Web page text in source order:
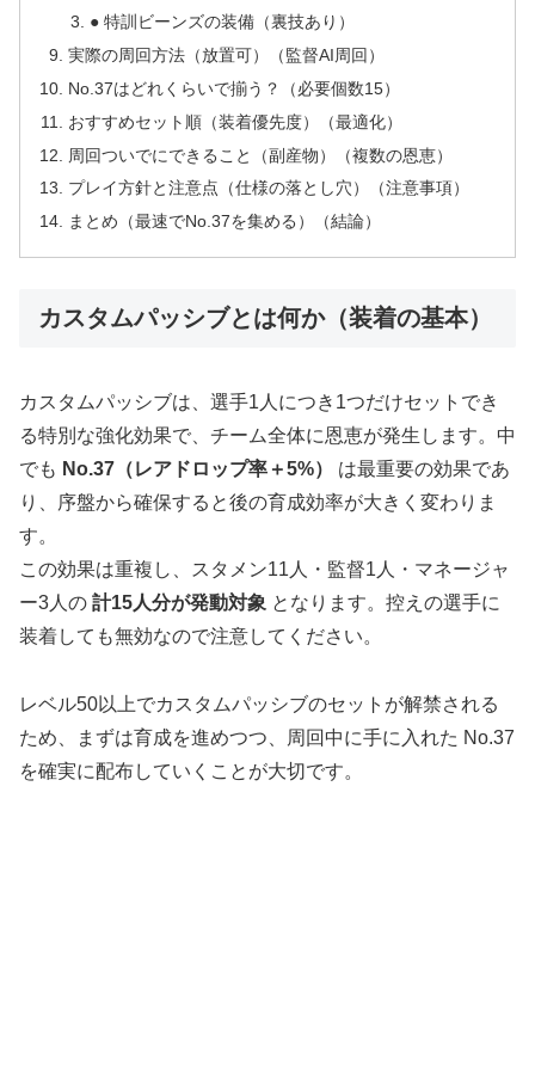
● 特訓ビーンズの装備（裏技あり）
実際の周回方法（放置可）（監督AI周回）
No.37はどれくらいで揃う？（必要個数15）
おすすめセット順（装着優先度）（最適化）
周回ついでにできること（副産物）（複数の恩恵）
プレイ方針と注意点（仕様の落とし穴）（注意事項）
まとめ（最速でNo.37を集める）（結論）
カスタムパッシブとは何か（装着の基本）
カスタムパッシブは、選手1人につき1つだけセットでき
る特別な強化効果で、チーム全体に恩恵が発生します。中
でも No.37（レアドロップ率＋5%）
は最重要の効果であ
り、序盤から確保すると後の育成効率が大きく変わりま
す。
この効果は重複し、スタメン11人・監督1人・マネージャ
ー3人の 計15人分が発動対象 となります。控えの選手に
装着しても無効なので注意してください。
レベル50以上でカスタムパッシブのセットが解禁される
ため、まずは育成を進めつつ、周回中に手に入れた No.37
を確実に配布していくことが大切です。